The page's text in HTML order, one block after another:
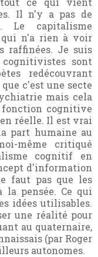
Il n'y a pas de
Le capitalisme
n'a rien à voir
raffinées. Je suis
sont
redécouvrant
c'est une secte
mais cela
cognitive
réelle. Il est vrai
part humaine au
même critiqué
cognitif en
d'information
faut pas que les
la pensée. Ce qui
idées utilisables.
une réalité pour
au quaternaire,
(par Roger
autonomes.